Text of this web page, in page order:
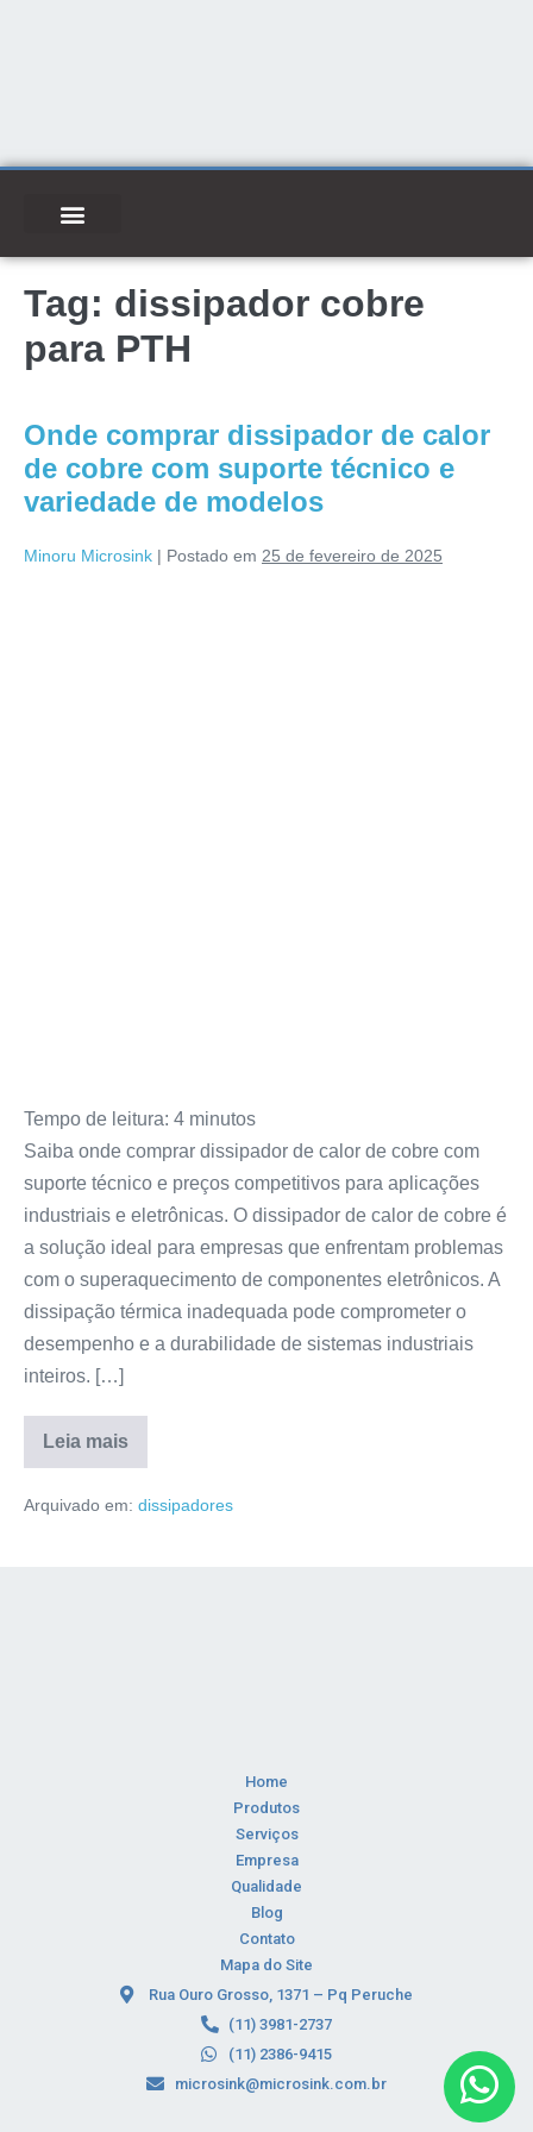
Tag: dissipador cobre
para PTH
Onde comprar dissipador de calor
de cobre com suporte técnico e
variedade de modelos
Minoru Microsink | Postado em 25 de fevereiro de 2025
Tempo de leitura: 4 minutos
Saiba onde comprar dissipador de calor de cobre com
suporte técnico e preços competitivos para aplicações
industriais e eletrônicas. O dissipador de calor de cobre é
a solução ideal para empresas que enfrentam problemas
com o superaquecimento de componentes eletrônicos. A
dissipação térmica inadequada pode comprometer o
desempenho e a durabilidade de sistemas industriais
inteiros. […]
Leia mais
Arquivado em: dissipadores
Home
Produtos
Serviços
Empresa
Qualidade
Blog
Contato
Mapa do Site
Rua Ouro Grosso, 1371 – Pq Peruche
(11) 3981-2737
(11) 2386-9415
microsink@microsink.com.br